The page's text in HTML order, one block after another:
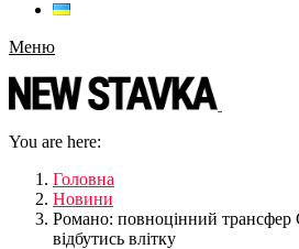
Меню
You are here:
Головна
Новини
Романо: повноцінний
відбутись влітку